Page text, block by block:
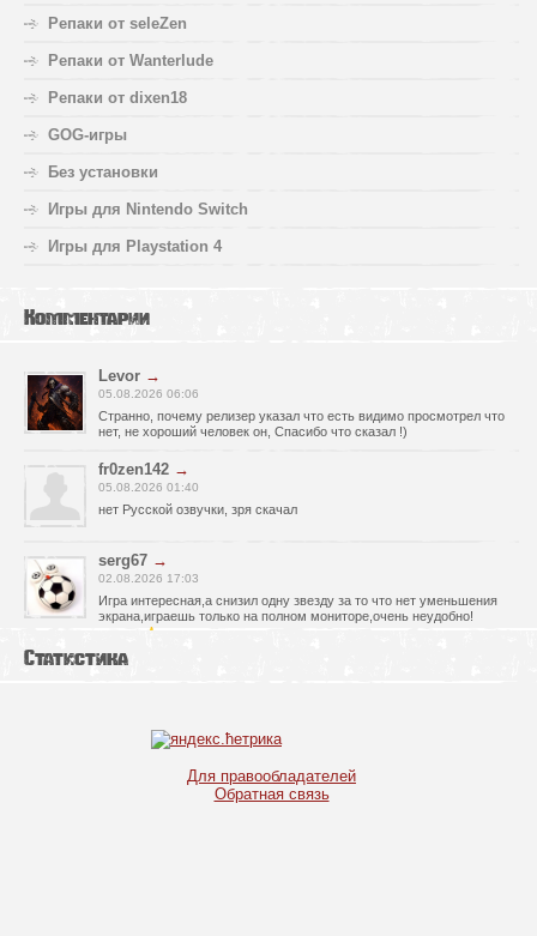
Репаки от seleZen
Репаки от Wanterlude
Репаки от dixen18
GOG-игры
Без установки
Игры для Nintendo Switch
Игры для Playstation 4
Комментарии
Levor →
05.08.2026 06:06
Странно, почему релизер указал что есть видимо просмотрел что
нет, не хороший человек он, Спасибо что сказал !)
fr0zen142 →
05.08.2026 01:40
нет Русской озвучки, зря скачал
serg67 →
02.08.2026 17:03
Игра интересная,а снизил одну звезду за то что нет уменьшения
экрана,играешь только на полном мониторе,очень неудобно!
испробовал?
30.07.2026 00:43
Статистика
Для правообладателей
Обратная связь